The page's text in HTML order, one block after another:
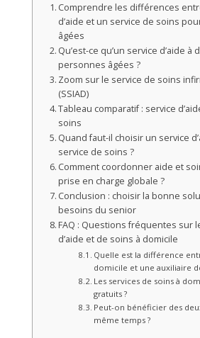
Comprendre les différences
d’aide et un service de soins
âgées
Qu’est-ce qu’un service d’aide à
personnes âgées ?
Zoom sur le service de soins
(SSIAD)
Tableau comparatif : service
soins
Quand faut-il choisir un service
service de soins ?
Comment coordonner aide et
prise en charge globale ?
Conclusion : choisir la bonne
besoins du senior
FAQ : Questions fréquentes sur
d’aide et de soins à domicile
Quelle est la différence
domicile et une auxiliaire
Les services de soins à
gratuits ?
Peut-on bénéficier des
même temps ?